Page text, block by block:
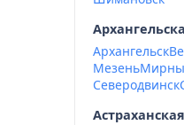
Архангельск
Мезень
Северодвинск